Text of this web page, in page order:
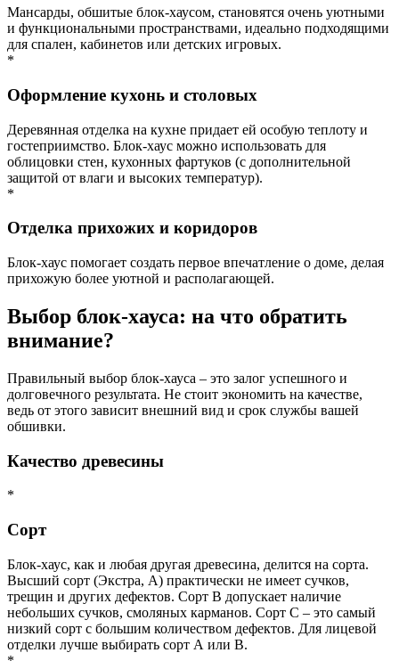
Мансарды, обшитые блок-хаусом, становятся очень уютными
и функциональными пространствами, идеально подходящими
для спален, кабинетов или детских игровых.
*
Оформление кухонь и столовых
Деревянная отделка на кухне придает ей особую теплоту и
гостеприимство. Блок-хаус можно использовать для
облицовки стен, кухонных фартуков (с дополнительной
защитой от влаги и высоких температур).
*
Отделка прихожих и коридоров
Блок-хаус помогает создать первое впечатление о доме, делая
прихожую более уютной и располагающей.
Выбор блок-хауса: на что обратить
внимание?
Правильный выбор блок-хауса – это залог успешного и
долговечного результата. Не стоит экономить на качестве,
ведь от этого зависит внешний вид и срок службы вашей
обшивки.
Качество древесины
*
Сорт
Блок-хаус, как и любая другая древесина, делится на сорта.
Высший сорт (Экстра, А) практически не имеет сучков,
трещин и других дефектов. Сорт В допускает наличие
небольших сучков, смоляных карманов. Сорт С – это самый
низкий сорт с большим количеством дефектов. Для лицевой
отделки лучше выбирать сорт А или В.
*